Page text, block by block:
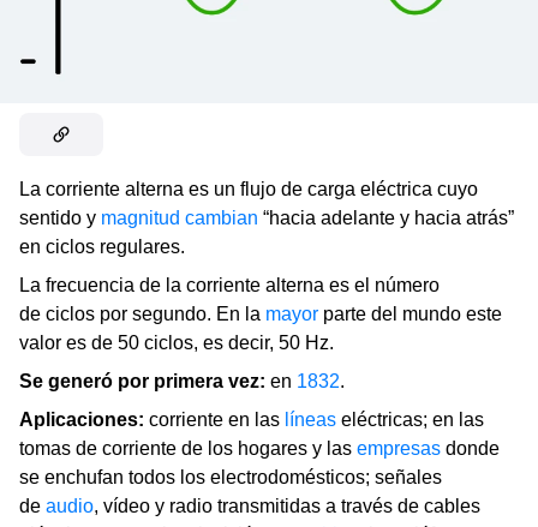
La corriente alterna es un flujo de carga eléctrica cuyo
sentido y magnitud cambian “hacia adelante y hacia atrás”
en ciclos regulares.
La frecuencia de la corriente alterna es el número
de ciclos por segundo. En la mayor parte del mundo este
valor es de 50 ciclos, es decir, 50 Hz.
Se generó por primera vez: en 1832.
Aplicaciones: corriente en las líneas eléctricas; en las
tomas de corriente de los hogares y las empresas donde
se enchufan todos los electrodomésticos; señales
de audio, vídeo y radio transmitidas a través de cables